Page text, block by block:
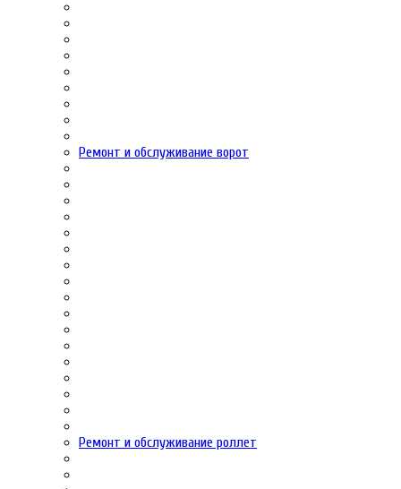
Ремонт и обслуживание ворот
Ремонт и обслуживание роллет